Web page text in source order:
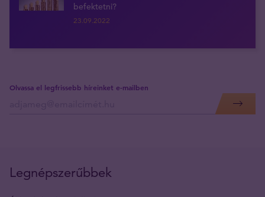
befektetni?
23.09.2022
Olvassa el legfrissebb híreinket e-mailben
Legnépszerűbbek